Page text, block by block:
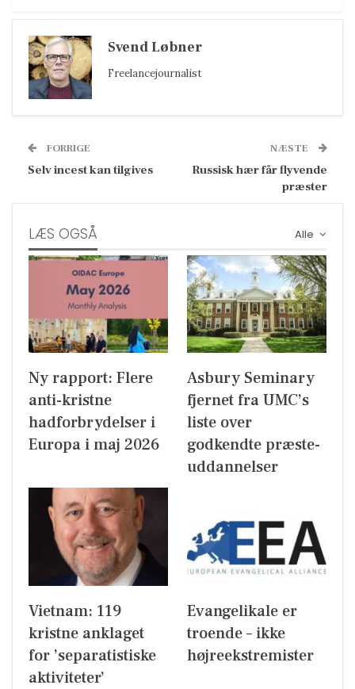
Svend Løbner
Freelancejournalist
FORRIGE
Selv incest kan tilgives
NÆSTE
Russisk hær får flyvende
præster
Alle
LÆS OGSÅ
Ny rapport: Flere
anti-kristne
hadforbrydelser i
Europa i maj 2026
Asbury Seminary
fjernet fra UMC’s
liste over
godkendte præste-
uddannelser
Vietnam: 119
kristne anklaget
for ’separatistiske
aktiviteter’
Evangelikale er
troende – ikke
højreekstremister